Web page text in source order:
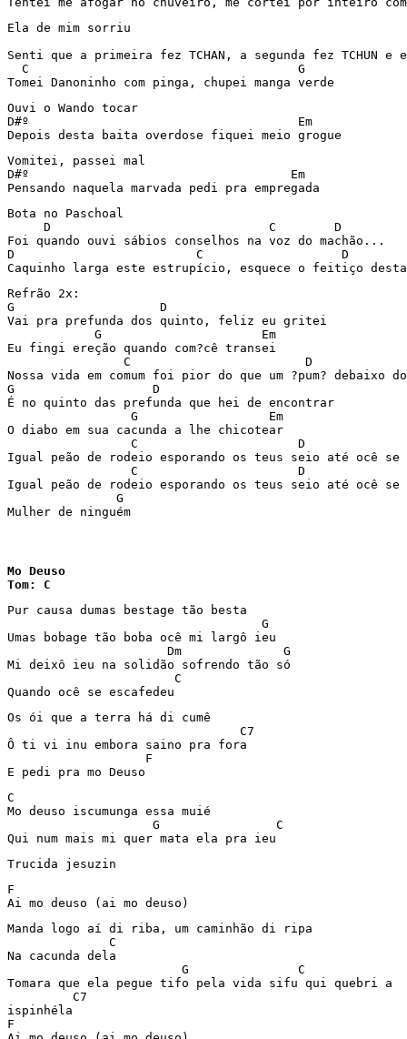
Ela de mim sorriu
Senti que a primeira fez TCHAN, a segunda fez TCHUN
  C                                     G
Tomei Danoninho com pinga, chupei manga verde
Ouvi o Wando tocar
D#º                                     Em
Depois desta baita overdose fiquei meio grogue
Vomitei, passei mal
D#º                                    Em
Pensando naquela marvada pedi pra empregada
Bota no Paschoal
     D                              C        D
Foi quando ouvi sábios conselhos na voz do machão...
D                         C                   D
Caquinho larga este estrupício, esquece o feitiço
Refrão 2x:
G                    D
Vai pra prefunda dos quinto, feliz eu gritei
            G                      Em
Eu fingi ereção quando com?cê transei
C                        D
Nossa vida em comum foi pior do que um ?pum? debaixo
G                   D
É no quinto das prefunda que hei de encontrar
                 G                  Em
O diabo em sua cacunda a lhe chicotear
C                      D
Igual peão de rodeio esporando os teus seio até ocê se
C                      D
Igual peão de rodeio esporando os teus seio até ocê se
               G
Mulher de ninguém
Mo Deuso
Tom: C
Pur causa dumas bestage tão besta
                                   G
Umas bobage tão boba ocê mi largô ieu
                      Dm              G
Mi deixô ieu na solidão sofrendo tão só
                       C
Quando ocê se escafedeu
Os ói que a terra há di cumê
                                C7
Ô ti vi inu embora saino pra fora
                   F
E pedi pra mo Deuso
C
Mo deuso iscumunga essa muié
                    G                C
Qui num mais mi quer mata ela pra ieu
Trucida jesuzin
F
Ai mo deuso (ai mo deuso)
Manda logo aí di riba, um caminhão di ripa
              C
Na cacunda dela
                        G               C
Tomara que ela pegue tifo pela vida sifu qui quebri a
         C7
ispinhéla
F